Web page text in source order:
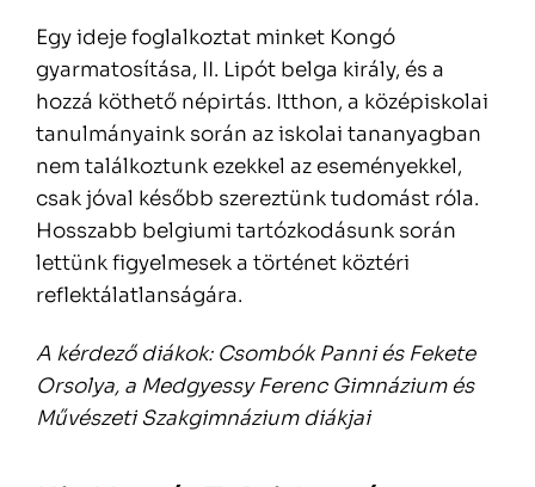
Egy ideje foglalkoztat minket Kongó
gyarmatosítása, II. Lipót belga király, és a
hozzá köthető népirtás. Itthon, a középiskolai
tanulmányaink során az iskolai tananyagban
nem találkoztunk ezekkel az eseményekkel,
csak jóval később szereztünk tudomást róla.
Hosszabb belgiumi tartózkodásunk során
lettünk figyelmesek a történet köztéri
reflektálatlanságára.
A kérdező diákok: Csombók Panni és Fekete
Orsolya, a Medgyessy Ferenc Gimnázium és
Művészeti Szakgimnázium diákjai